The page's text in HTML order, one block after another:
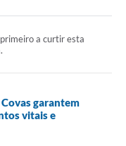
a curtir esta
garantem
vitais e